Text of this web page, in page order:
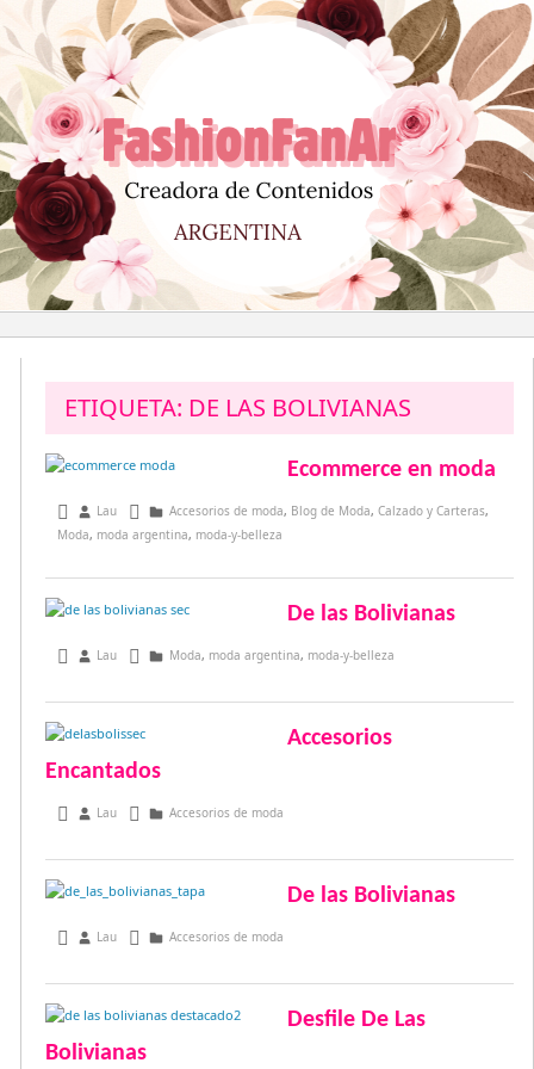
al
contenido
ETIQUETA: DE LAS BOLIVIANAS
Ecommerce en moda
junio 8, 2015
Lau Accesorios de moda, Blog de Moda, Calzado y Carteras,
Moda, moda argentina, moda-y-belleza
De las Bolivianas
septiembre 30, 2013
Lau Moda, moda argentina, moda-y-belleza
Accesorios
Encantados
abril 23, 2013
Lau Accesorios de moda
De las Bolivianas
febrero 21, 2013
Lau Accesorios de moda
Desfile De Las
Bolivianas